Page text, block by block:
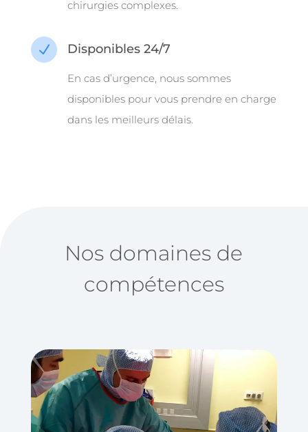
chirurgies complexes.
N Disponibles 24/7
En cas d’urgence, nous sommes
disponibles pour vous prendre en charge
dans les meilleurs délais.
Nos domaines de
compétences